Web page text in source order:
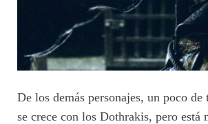
De los demás personajes, un poco de
se crece con los Dothrakis, pero está